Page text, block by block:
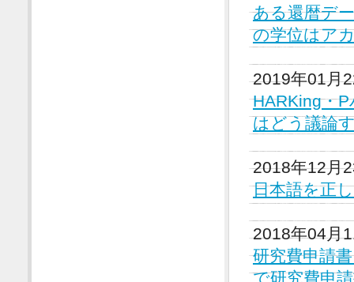
ある還暦デ
の学位はア
2019年01月
HARKing・
はどう議論
2018年12月
日本語を正
2018年04月
研究費申請
で研究費申